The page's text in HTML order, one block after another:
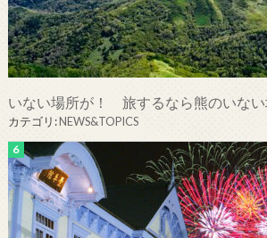
いない場所が！ 旅するなら熊のいない
カテゴリ:NEWS&TOPICS